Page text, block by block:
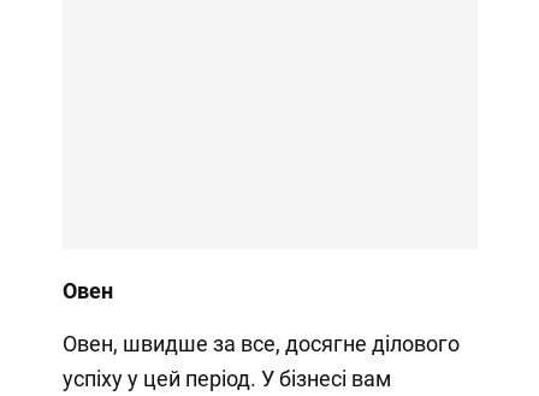
Овен
Овен, швидше за все, досягне ділового
успіху у цей період. У бізнесі вам